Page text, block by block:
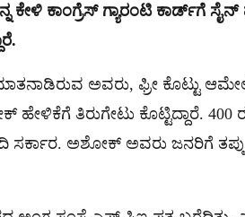
ಕಾಂಗ್ರೆಸ್ ಗ್ಯಾರಂಟಿ ಕಾರ್ಡ್​ಗೆ ಸೈನ್
ಅವರು, ಫ್ರೀ ಕೊಟ್ಟು
ಹೇಳಿಕೆಗೆ ತಿರುಗೇಟು ಕೊಟ್ಟಿದ್ದಾರೆ.
ಸರ್ಕಾರ. ಅಶೋಕ್ ಅವರು ಜನರಿಗೆ